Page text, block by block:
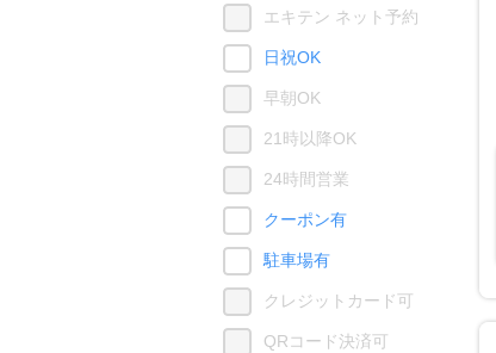
エキテン ネット予約
日祝OK
早朝OK
21時以降OK
24時間営業
クーポン有
駐車場有
クレジットカード可
QRコード決済可